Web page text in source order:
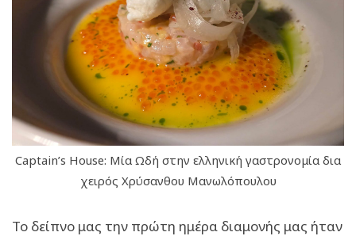
Captain’s House: Μία Ωδή στην ελληνική γαστρονομία δια
χειρός Χρύσανθου Μανωλόπουλου
Το δείπνο μας την πρώτη ημέρα διαμονής μας ήταν